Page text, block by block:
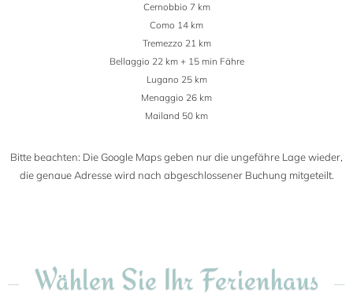
Cernobbio 7 km
Como 14 km
Tremezzo 21 km
Bellaggio 22 km + 15 min Fähre
Lugano 25 km
Menaggio 26 km
Mailand 50 km
Bitte beachten: Die Google Maps geben nur die ungefähre Lage wieder,
die genaue Adresse wird nach abgeschlossener Buchung mitgeteilt.
Wählen Sie Ihr Ferienhaus